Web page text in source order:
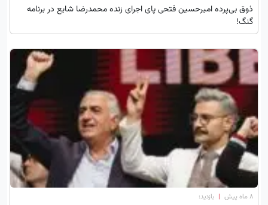
ذوق بی‌پرده امیرحسین فتحی پای اجرای زنده محمدرضا شایع در برنامه
گنگ!
۸ ماه پیش | بازدید: